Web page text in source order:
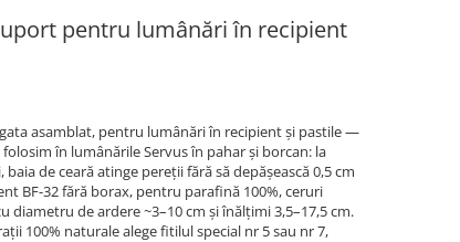
pentru lumânări în recipient
asamblat, pentru lumânări în recipient și pastile —
în lumânările Servus în pahar și borcan: la
de ceară atinge pereții fără să depășească 0,5 cm
BF-32 fără borax, pentru parafină 100%, ceruri
diametru de ardere ~3–10 cm și înălțimi 3,5–17,5 cm.
100% naturale alege fitilul special nr 5 sau nr 7,